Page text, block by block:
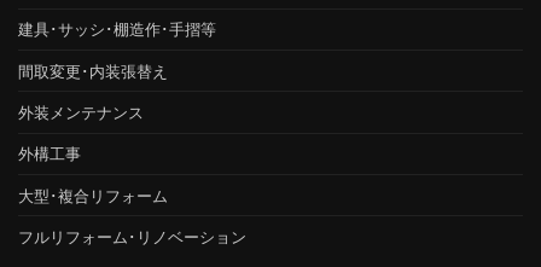
建具･サッシ･棚造作･手摺等
間取変更･内装張替え
外装メンテナンス
外構工事
大型･複合リフォーム
フルリフォーム･リノベーション